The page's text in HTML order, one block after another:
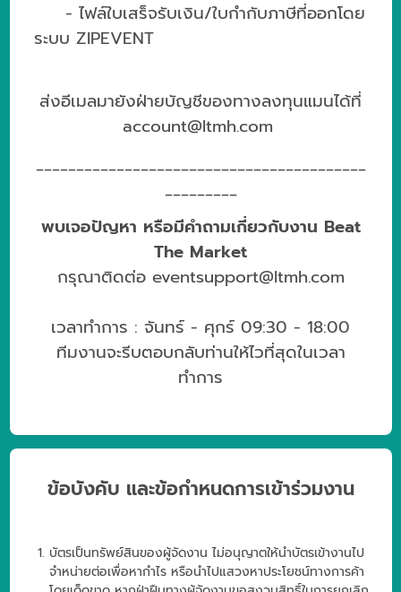
- ไฟล์ใบเสร็จรับเงิน/ใบกำกับภาษีที่ออกโดย
ระบบ ZIPEVENT
ส่งอีเมลมายังฝ่ายบัญชีของทางลงทุนแมนได้ที่
account@ltmh.com
_________________________________________
_________
พบเจอปัญหา หรือมีคำถามเกี่ยวกับงาน Beat
The Market
กรุณาติดต่อ eventsupport@ltmh.com
เวลาทำการ : จันทร์ - ศุกร์ 09:30 - 18:00
ทีมงานจะรีบตอบกลับท่านให้ไวที่สุดในเวลา
ทำการ
ข้อบังคับ และข้อกำหนดการเข้าร่วมงาน
บัตรเป็นทรัพย์สินของผู้จัดงาน ไม่อนุญาตให้นำบัตรเข้างานไป
จำหน่ายต่อเพื่อหากำไร หรือนำไปแสวงหาประโยชน์ทางการค้า